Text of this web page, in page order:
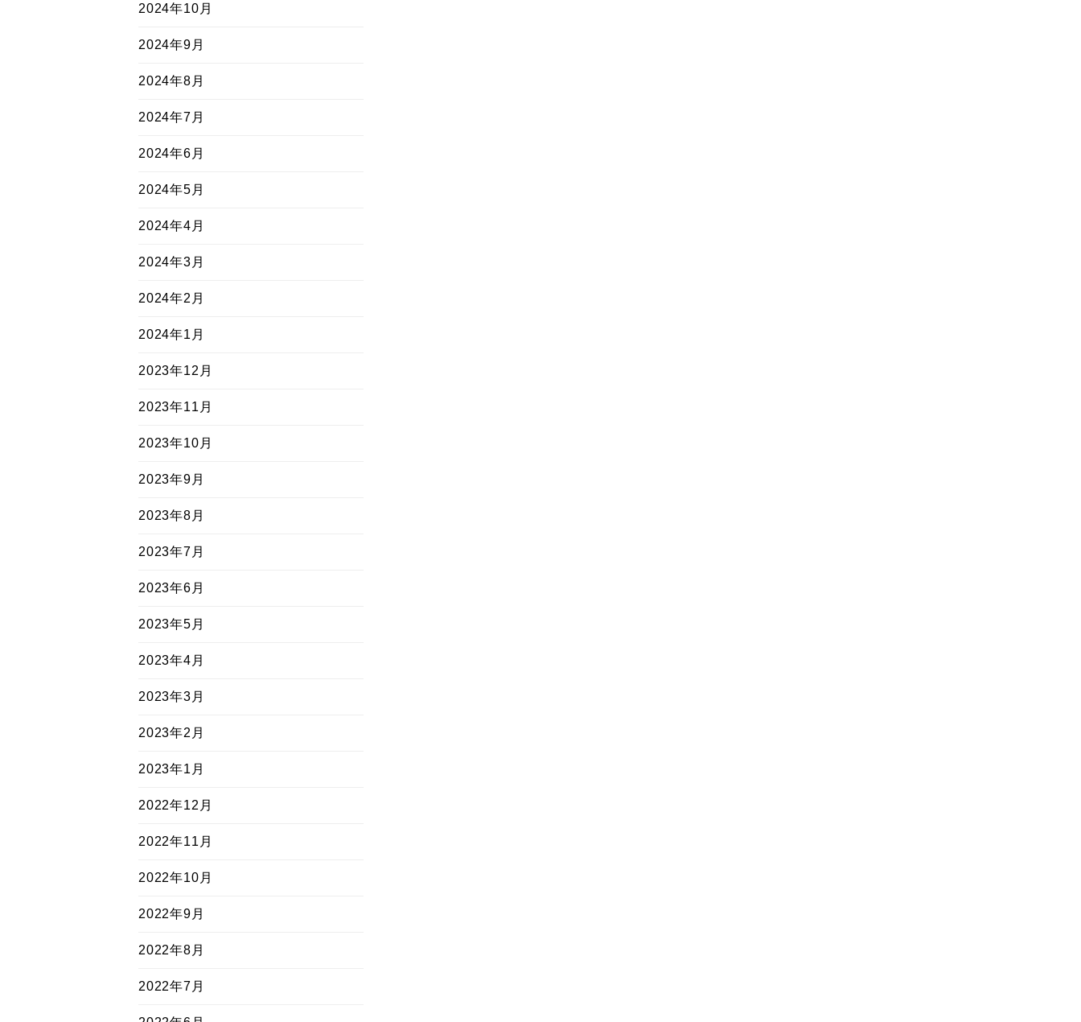
2024年10月
2024年9月
2024年8月
2024年7月
2024年6月
2024年5月
2024年4月
2024年3月
2024年2月
2024年1月
2023年12月
2023年11月
2023年10月
2023年9月
2023年8月
2023年7月
2023年6月
2023年5月
2023年4月
2023年3月
2023年2月
2023年1月
2022年12月
2022年11月
2022年10月
2022年9月
2022年8月
2022年7月